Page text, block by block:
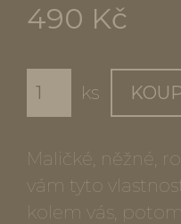
490 Kč
ks
Maličké, něžné,
vám tyto
kolem vás,